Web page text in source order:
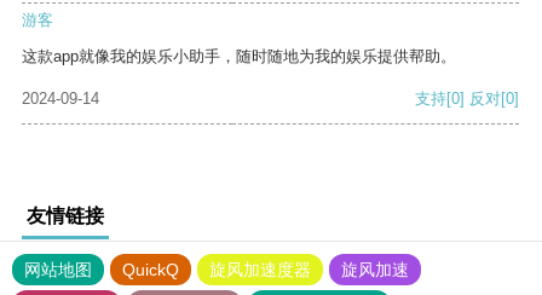
游客
这款app就像我的娱乐小助手，随时随地为我的娱乐提供帮助。
2024-09-14 支持[0] 反对[0]
友情链接
网站地图 QuickQ 旋风加速度器
旋风加速